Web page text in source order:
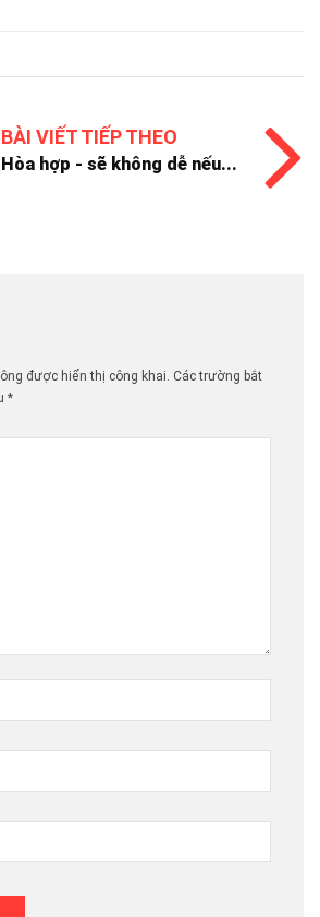
BÀI VIẾT TIẾP THEO
Hòa hợp - sẽ không dễ nếu...
được hiển thị công khai. Các trường bắt
*